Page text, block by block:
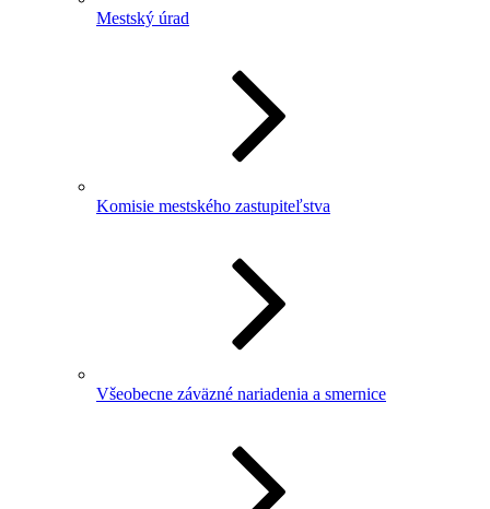
Mestský úrad
Komisie mestského zastupiteľstva
Všeobecne záväzné nariadenia a smernice